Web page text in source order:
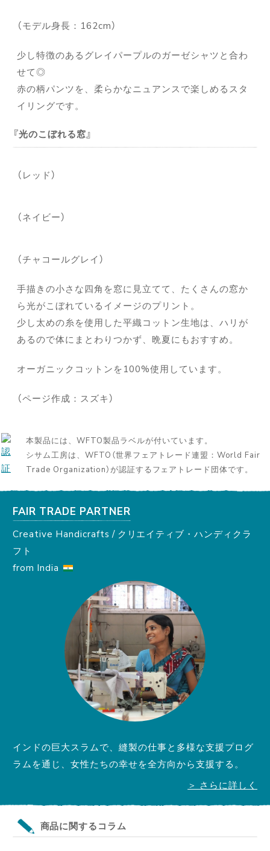
（モデル身長：162cm）
少し特徴のあるグレイパープルのガーゼシャツと合わ
せて◎
赤の柄パンツを、柔らかなニュアンスで楽しめるスタ
イリングです。
光のこぼれる窓
（レッド）
（ネイビー）
（チャコールグレイ）
手描きの小さな四角を窓に見立てて、たくさんの窓か
ら光がこぼれているイメージのプリント。
少し太めの糸を使用した平織コットン生地は、ハリが
あるので体にまとわりつかず、晩夏にもおすすめ。
オーガニックコットンを100%使用しています。
（ページ作成：スズキ）
本製品には、WFTO製品ラベルが付いています。
シサム工房は、WFTO（世界フェアトレード連盟：World Fair
Trade Organization）が認証するフェアトレード団体です。
FAIR TRADE PARTNER
Creative Handicrafts / クリエイティブ・ハンディクラ
フト
from India
インドの巨大スラムで、縫製の仕事と多様な支援プログ
ラムを通じ、女性たちの幸せを全方向から支援する。
＞ さらに詳しく
商品に関するコラム